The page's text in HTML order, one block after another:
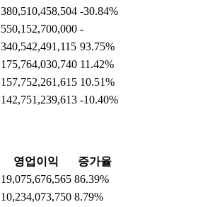
380,510,458,504 -30.84%
550,152,700,000 -
340,542,491,115 93.75%
175,764,030,740 11.42%
157,752,261,615 10.51%
142,751,239,613 -10.40%
영업이익
증가율
19,075,676,565 86.39%
10,234,073,750 8.79%